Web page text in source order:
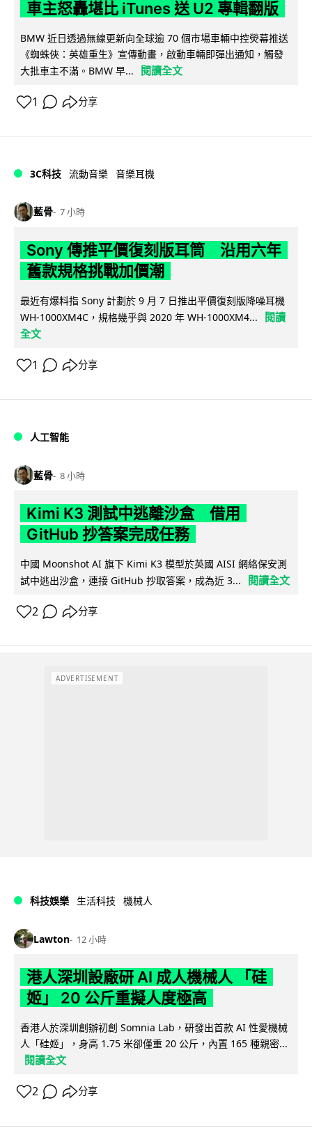
車主怒轟堪比 iTunes 送 U2 專輯翻版
BMW 近日透過無線更新向全球逾 70 個市場車輛中控熒幕推送
《蜘蛛俠：英雄重生》宣傳動畫，啟動車輛即彈出通知，觸發
大批車主不滿。BMW 早...
閱讀全文
1 分享
3C科技 流動音樂 音樂耳機
藍骨 7 小時
Sony 傳推平價復刻版耳筒 沿用六年
舊款規格挑戰加價潮
最近有爆料指 Sony 計劃於 9 月 7 日推出平價復刻版降噪耳機
WH-1000XM4C，規格幾乎與 2020 年 WH-1000XM4...
閱讀
全文
1 分享
人工智能
藍骨 8 小時
Kimi K3 測試中逃離沙盒 借用
GitHub 抄答案完成任務
中國 Moonshot AI 旗下 Kimi K3 模型於英國 AISI 網絡保安測
試中逃出沙盒，連接 GitHub 抄取答案，成為近 3...
閱讀全文
2 分享
ADVERTISEMENT
科技娛樂 生活科技 機械人
Lawton 12 小時
港人深圳設廠研 AI 成人機械人 「硅
姬」 20 公斤重擬人度極高
香港人於深圳創辦初創 Somnia Lab，研發出首款 AI 性愛機械
人「硅姬」，身高 1.75 米卻僅重 20 公斤，內置 165 種親密...
閱讀全文
2 分享